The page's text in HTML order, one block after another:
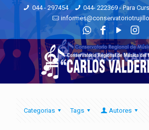
044 - 297454
044- 222369 - Para
Categorias Tags Autores